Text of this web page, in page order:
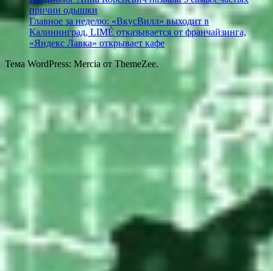
причин одышки
Главное за неделю: «ВкусВилл» выходит в
Калининград, LIMÉ отказывается от франчайзинга,
«Яндекс Лавка» открывает кафе
Тема WordPress: Mercia от ThemeZee.